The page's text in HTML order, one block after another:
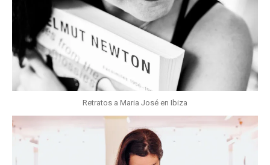
Retratos a Maria José en Ibiza